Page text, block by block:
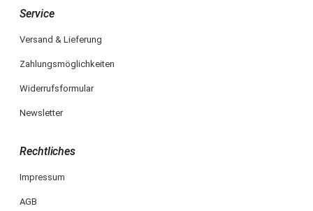
Service
Versand & Lieferung
Zahlungsmöglichkeiten
Widerrufsformular
Newsletter
Rechtliches
Impressum
AGB